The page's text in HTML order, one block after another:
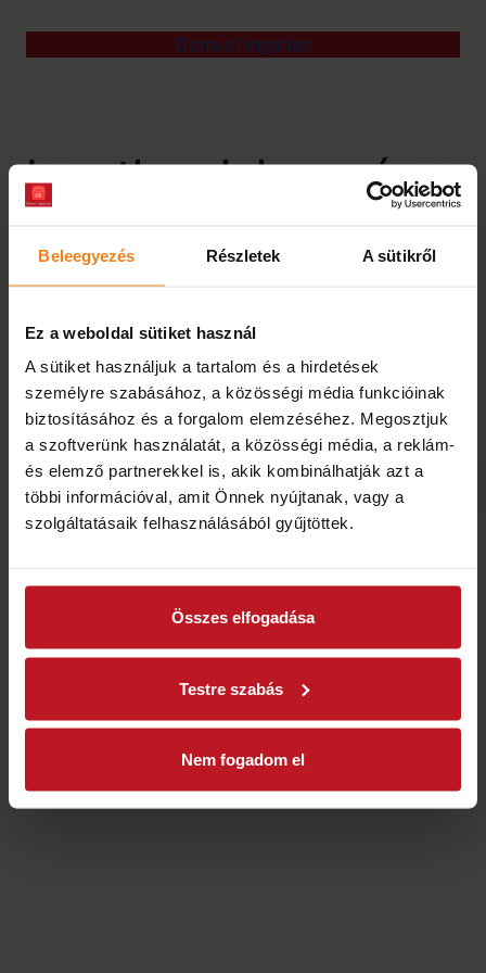
Beleegyezés Részletek A sütikről
Ez a weboldal sütiket használ
A sütiket használjuk a tartalom és a hirdetések
személyre szabásához, a közösségi média funkcióinak
biztosításához és a forgalom elemzéséhez. Megosztjuk
a szoftverünk használatát, a közösségi média, a reklám-
és elemző partnerekkel is, akik kombinálhatják azt a
többi információval, amit Önnek nyújtanak, vagy a
szolgáltatásaik felhasználásából gyűjtöttek.
Összes elfogadása
Testre szabás
Nem fogadom el
Domus1 Ingatlan
Ingatlanok keresése
Keresés
Ingatlankínálatunk megtekintéséhez kattintson a
Domus1 Ingatlan logo-ra
Domus1 Ingatlan